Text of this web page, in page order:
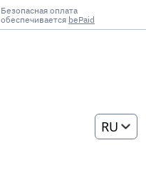
Безопасная оплата
обеспечивается bePaid
RU